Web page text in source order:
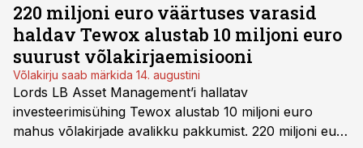
220 miljoni euro väärtuses varasid
haldav Tewox alustab 10 miljoni euro
suurust võlakirjaemisiooni
Võlakirju saab märkida 14. augustini
Lords LB Asset Management’i hallatav
investeerimisühing Tewox alustab 10 miljoni euro
mahus võlakirjade avalikku pakkumist. 220 miljoni euro